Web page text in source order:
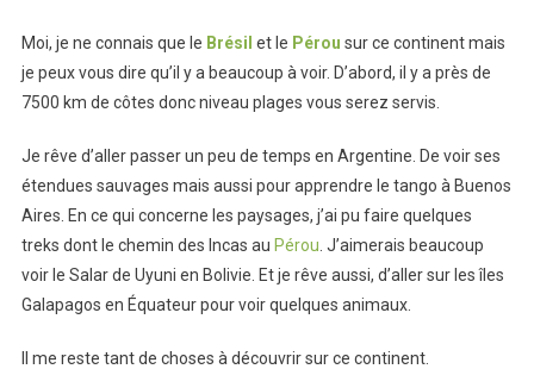
Moi, je ne connais que le Brésil et le Pérou sur ce continent mais
je peux vous dire qu’il y a beaucoup à voir. D’abord, il y a près de
7500 km de côtes donc niveau plages vous serez servis.
Je rêve d’aller passer un peu de temps en Argentine. De voir ses
étendues sauvages mais aussi pour apprendre le tango à Buenos
Aires. En ce qui concerne les paysages, j’ai pu faire quelques
treks dont le chemin des Incas au Pérou . J’aimerais beaucoup
voir le Salar de Uyuni en Bolivie. Et je rêve aussi, d’aller sur les îles
Galapagos en Équateur pour voir quelques animaux.
Il me reste tant de choses à découvrir sur ce continent.